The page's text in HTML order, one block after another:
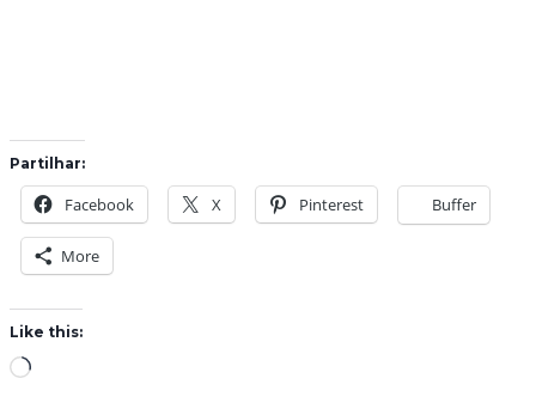
Partilhar:
Facebook X Pinterest Buffer
More
Like this:
L